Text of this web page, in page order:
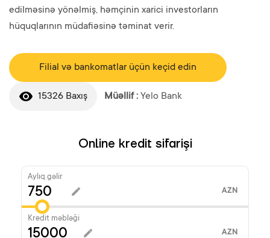
edilməsinə yönəlmiş, həmçinin xarici investorların
hüquqlarının müdafiəsinə təminat verir.
Filial və bankomatlar üçün keçid edin
15326 Baxış Müəllif : Yelo Bank
Online kredit sifarişi
Aylıq gəlir
AZN
Kredit məbləği
AZN